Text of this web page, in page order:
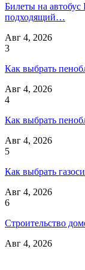
Билеты на
подходящий…
Авг 4, 2026
3
Как выбрать
Авг 4, 2026
4
Как выбрать
Авг 4, 2026
5
Как выбрать
Авг 4, 2026
6
Строительство
Авг 4, 2026